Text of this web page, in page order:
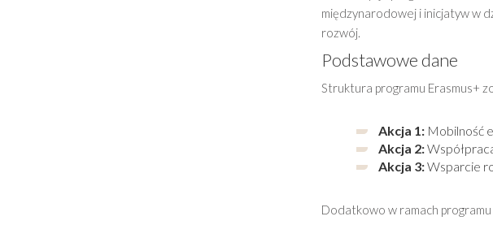
międzynarodowej i inicjatyw w
rozwój.
Podstawowe dane
Struktura programu Erasmus+
Akcja 1:Mobilność
Akcja 2:
Akcja 3:Wsparcie
Dodatkowo w ramach